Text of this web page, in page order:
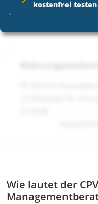
kostenfrei testen
Wie lautet der